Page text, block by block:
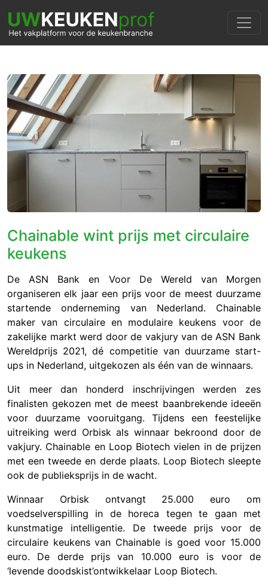
Chainable wint prijs met circulaire
keukens
De ASN Bank en Voor De Wereld van Morgen
organiseren elk jaar een prijs voor de meest duurzame
startende onderneming van Nederland. Chainable
maker van circulaire en modulaire keukens voor de
zakelijke markt werd door de vakjury van de ASN Bank
Wereldprijs 2021, dé competitie van duurzame start-
ups in Nederland, uitgekozen als één van de winnaars.
Uit meer dan honderd inschrijvingen werden zes
finalisten gekozen met de meest baanbrekende ideeën
voor duurzame vooruitgang. Tijdens een feestelijke
uitreiking werd Orbisk als winnaar bekroond door de
vakjury. Chainable en Loop Biotech vielen in de prijzen
met een tweede en derde plaats. Loop Biotech sleepte
ook de publieksprijs in de wacht.
Winnaar Orbisk ontvangt 25.000 euro om
voedselverspilling in de horeca tegen te gaan met
kunstmatige intelligentie. De tweede prijs voor de
circulaire keukens van Chainable is goed voor 15.000
euro. De derde prijs van 10.000 euro is voor de
‘levende doodskist’ontwikkelaar Loop Biotech.